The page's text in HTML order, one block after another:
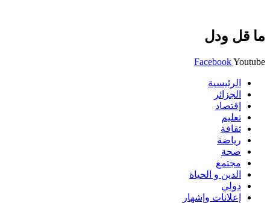
ما قل ودل
FacebookYoutube
الرئيسية
الجزائر
إقتصاد
تعليم
ثقافة
رياضة
صحة
مجتمع
الدين و الحياة
دولي
إعلانات وإشهار